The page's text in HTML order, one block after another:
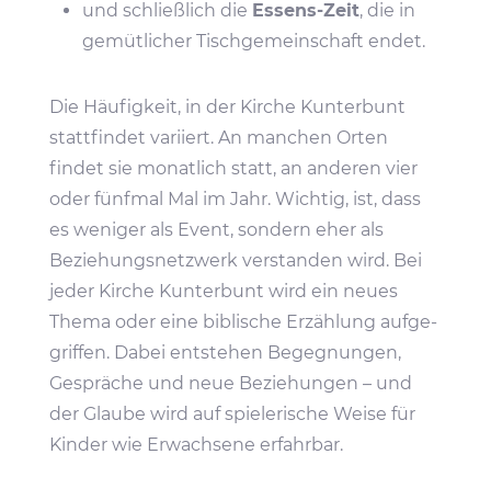
und schließ­lich die Essens-Zeit, die in
gemüt­li­cher Tisch­ge­mein­schaft endet.
Die Häufig­keit, in der Kirche Kunter­bunt
statt­findet vari­iert. An manchen Orten
findet sie monat­lich statt, an anderen vier
oder fünfmal Mal im Jahr. Wichtig, ist, dass
es weniger als Event, sondern eher als
Bezie­hungs­netz­werk verstanden wird. Bei
jeder Kirche Kunter­bunt wird ein neues
Thema oder eine bibli­sche Erzäh­lung aufge­
griffen. Dabei entstehen Begeg­nungen,
Gespräche und neue Bezie­hungen – und
der Glaube wird auf spie­le­ri­sche Weise für
Kinder wie Erwach­sene erfahrbar.